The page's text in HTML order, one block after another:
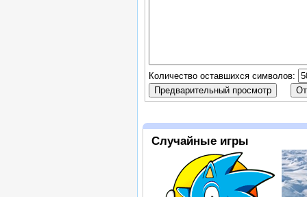
Количество оставшихся символов:
Случайные игры